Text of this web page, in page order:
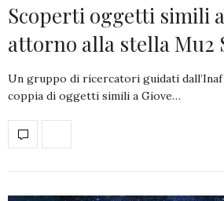
Scoperti oggetti simili
attorno alla stella Mu2
Un gruppo di ricercatori guidati
coppia di oggetti simili a Giove…